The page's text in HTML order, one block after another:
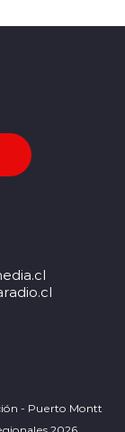
- Puerto Montt